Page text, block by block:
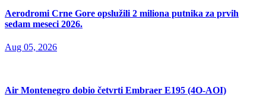
Aerodromi Crne Gore opslužili 2 miliona putnika za prvih
sedam meseci 2026.
Aug 05, 2026
Air Montenegro dobio četvrti Embraer E195 (4O-AOI)